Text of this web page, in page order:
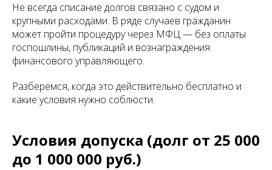
Не всегда списание долгов связано с судом и
крупными расходами. В ряде случаев гражданин
может пройти процедуру через МФЦ — без оплаты
госпошлины, публикаций и вознаграждения
финансового управляющего.
Разберёмся, когда это действительно бесплатно и
какие условия нужно соблюсти.
Условия допуска (долг от 25 000
до 1 000 000 руб.)